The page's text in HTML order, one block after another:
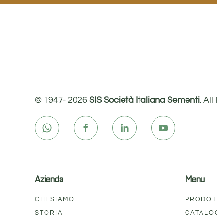
© 1947- 2026 SIS Società Italiana Sementi. All
Azienda
CHI SIAMO
STORIA
Menu